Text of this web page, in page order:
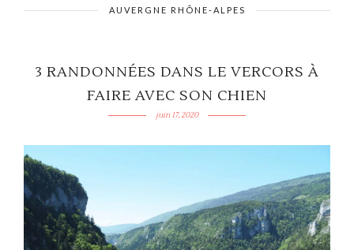
AUVERGNE RHÔNE-ALPES
3 RANDONNÉES DANS LE VERCORS À
FAIRE AVEC SON CHIEN
juin 17, 2020